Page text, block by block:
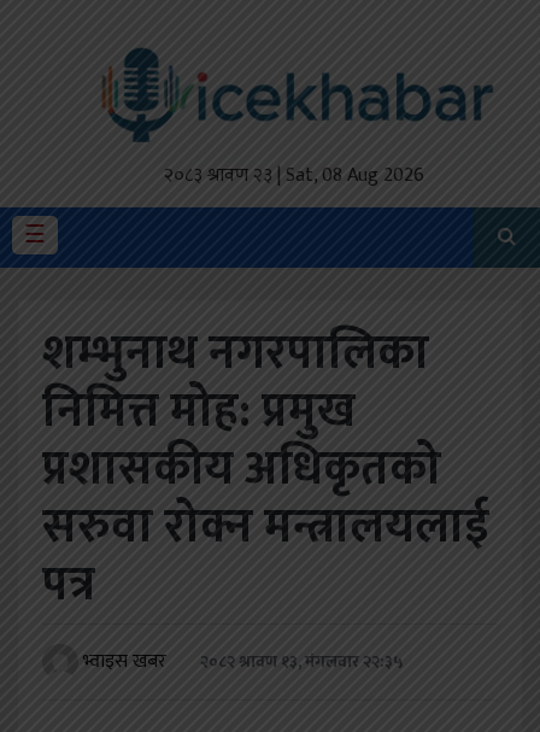
२०८३ श्रावण २३ | Sat, 08 Aug 2026
☰
मैथिली
प्रदेश
राजनीति
अन्य
शम्भुनाथ नगरपालिका
निमित्त मोह: प्रमुख
प्रशासकीय अधिकृतको
सरुवा रोक्न मन्त्रालयलाई
पत्र
भ्वाइस खबर २०८२ श्रावण १३, मंगलवार २२:३५